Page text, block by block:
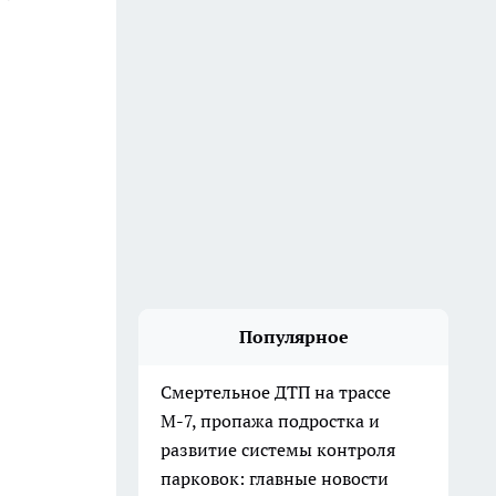
Популярное
Смертельное ДТП на трассе
М-7, пропажа подростка и
развитие системы контроля
парковок: главные новости